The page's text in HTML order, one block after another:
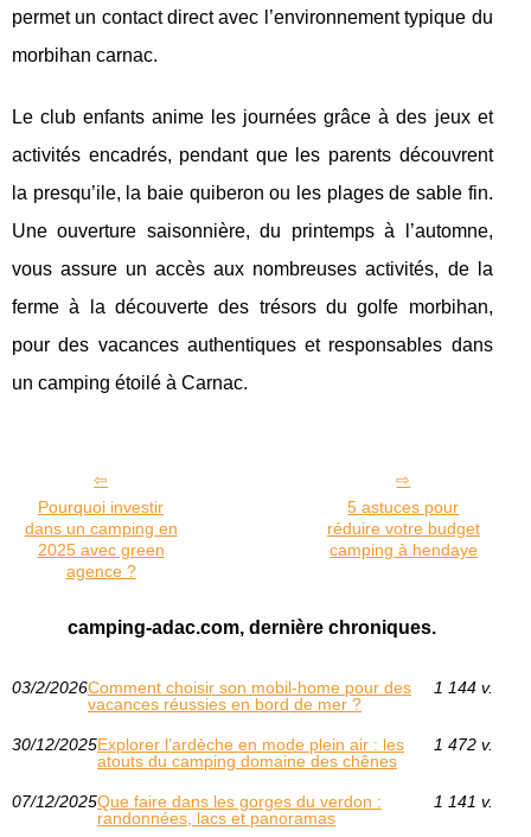
permet un contact direct avec l’environnement typique du
morbihan carnac.
Le club enfants anime les journées grâce à des jeux et
activités encadrés, pendant que les parents découvrent
la presqu’ile, la baie quiberon ou les plages de sable fin.
Une ouverture saisonnière, du printemps à l’automne,
vous assure un accès aux nombreuses activités, de la
ferme à la découverte des trésors du golfe morbihan,
pour des vacances authentiques et responsables dans
un camping étoilé à Carnac.
Pourquoi investir
dans un camping en
2025 avec green
agence ?
5 astuces pour
réduire votre budget
camping à hendaye
camping-adac.com, dernière chroniques.
03/2/2026Comment choisir son mobil-home pour des
vacances réussies en bord de mer ?
1 144 v.
30/12/2025Explorer l’ardèche en mode plein air : les
atouts du camping domaine des chênes
1 472 v.
07/12/2025Que faire dans les gorges du verdon :
randonnées, lacs et panoramas
1 141 v.